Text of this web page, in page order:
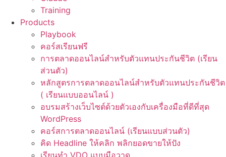
Training
Products
Playbook
คอร์สเรียนฟรี
การตลาดออนไลน์สำหรับตัวแทนประกันชีวิต (เรียน
ส่วนตัว)
หลักสูตรการตลาดออนไลน์สำหรับตัวแทนประกันชีวิต
( เรียนแบบออนไลน์ )
อบรมสร้างเว็บไซต์ด้วยตัวเองกับเครื่องมือที่ดีที่สุด
WordPress
คอร์สการตลาดออนไลน์ (เรียนแบบส่วนตัว)
คิด Headline ให้คลิก พลิกยอดขายให้ปัง
เรียนทำ VDO แบบมือวาด